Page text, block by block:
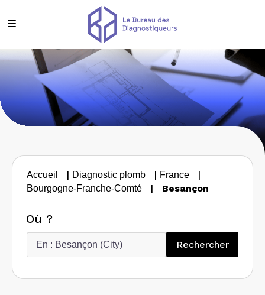
Accueil | Diagnostic plomb | France |
Bourgogne-Franche-Comté | Besançon
Où ?
Rechercher